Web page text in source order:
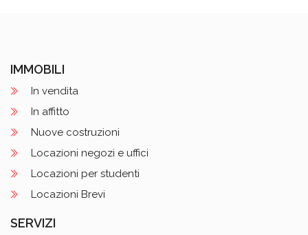
IMMOBILI
In vendita
In affitto
Nuove costruzioni
Locazioni negozi e uffici
Locazioni per studenti
Locazioni Brevi
SERVIZI